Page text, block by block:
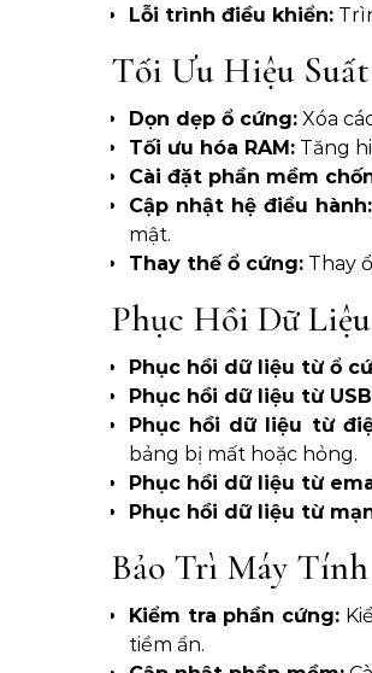
Lỗi trình điều khiển:
Tối Ưu Hiệu
Dọn dẹp ổ cứng: Xóa
Tối ưu hóa RAM: Tăng
Cài đặt phần mềm
Cập nhật hệ điều hành:
mật.
Thay thế ổ cứng: Thay
Phục Hồi Dữ Liệu
Phục hồi dữ liệu từ ổ
Phục hồi dữ liệu từ
Phục hồi dữ liệu từ
bảng bị mất hoặc hỏng.
Phục hồi dữ liệu từ
Phục hồi dữ liệu từ
Bảo Trì Máy
Kiểm tra phần cứng:
tiềm ẩn.